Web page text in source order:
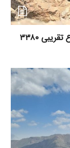
گزارش برنامه صعود به قله آهنگرک به ارتفاع تقریبی ۳۳۸۰